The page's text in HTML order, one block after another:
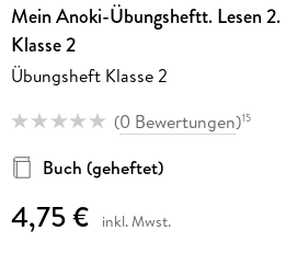
Mein Anoki-Übungsheftt. Lesen
Klasse 2
Übungsheft Klasse 2
(0 Bewertungen)15
Buch (geheftet)
4,75 € inkl. Mwst.